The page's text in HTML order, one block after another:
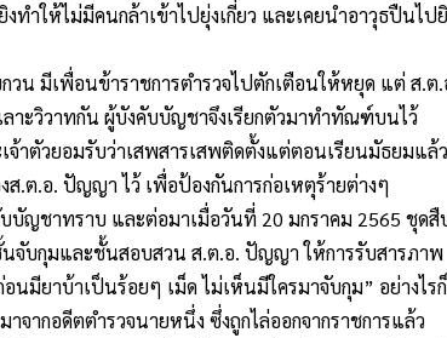
งทำให้ไม่มีคนกล้าเข้าไปยุ่งเกี่ยว และเคยนำอาวุธปืนไป
วน มีเพื่อนข้าราชการตำรวจไปตักเตือนให้หยุด แต่ ส.ต.
าะวิวาทกัน ผู้บังคับบัญชาจึงเรียกตัวมาทำทัณฑ์บนไว้
จ้าตัวยอมรับว่าเสพสารเสพติดตั้งแต่ตอนเรียนมัธยมแล้ว
ส.ต.อ. ปัญญา ไว้ เพื่อป้องกันการก่อเหตุร้ายต่างๆ
บบัญชาทราบ และต่อมาเมื่อวันที่ 20 มกราคม 2565 ชุดสื
จับกุมและชั้นสอบสวน ส.ต.อ. ปัญญา ให้การรับสารภาพ
อนมียาบ้าเป็นร้อยๆ เม็ด ไม่เห็นมีใครมาจับกุม” อย่างไร
าจากอดีตตำรวจนายหนึ่ง ซึ่งถูกไล่ออกจากราชการแล้ว